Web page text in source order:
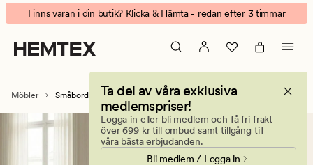
Småbord,
soffbord
och
piedestaler
alla
Animerad
banner.
Klicka
på
för
att
pausa.
Finns varan i din butik? Klicka & Hämta - redan efter 3 timmar
Ta del av våra exklusiva
medlemspriser!
Logga in eller bli medlem och få fri frakt
över 699 kr till ombud samt tillgång till
våra bästa erbjudanden.
Bli medlem / Logga in
Möbler Småbord & Bord